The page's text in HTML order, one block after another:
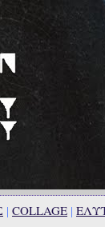
| COLLAGE |